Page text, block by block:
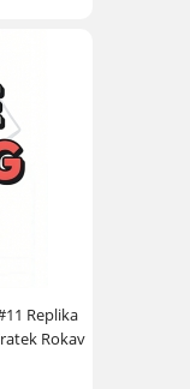
Replika
Rokav